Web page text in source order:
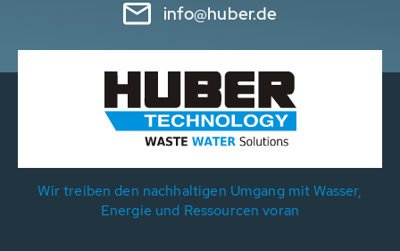
info@huber.de
Wir treiben den nachhaltigen Umgang mit Wasser,
Energie und Ressourcen voran